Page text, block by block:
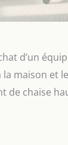
d’un
maison et
de chaise